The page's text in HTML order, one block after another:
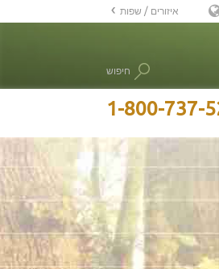
חיפוש
איזורים / שפות
1-800-737-